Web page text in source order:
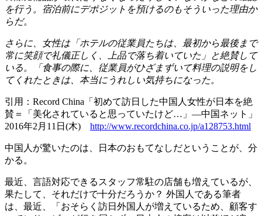
を行う。宿泊前にデポジットを預けるのもそういった理由か
らだ。
さらに、女性は「ホテルの従業員たちは、最初から最後まで
常に笑顔で礼儀正しく、上品で落ち着いていた」と絶賛して
いる。「食事の際に、従業員がひざまずいて料理の説明をし
てくれたときは、本当にうれしい気持ちになった。
引用：Record China「初めて訪日した中国人女性が日本を絶
賛＝「美化されていると思っていたけど…」―中国ネット」
2016年2月11日(木) http://www.recordchina.co.jp/a128753.html
中国人が驚いたのは、日本のおもてなしだということが、分
かる。
最近、言語対応できるスタッフ常駐の店舗も増えているが、
果たして、それだけで十分だろうか？ 外国人である筆者
は、最近、「おそらく訪日外国人が増えているため、顧客す